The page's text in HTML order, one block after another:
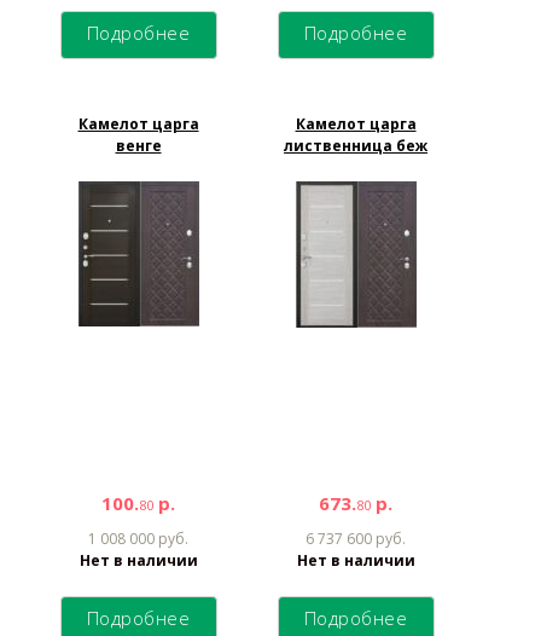
Подробнее Подробнее
Камелот царга
венге
100.80 р.
1 008 000 руб.
Нет в наличии
Подробнее
Камелот царга
лиственница беж
673.80 р.
6 737 600 руб.
Нет в наличии
Подробнее